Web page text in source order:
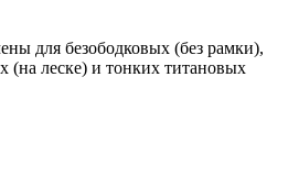
для безободковых (без рамки),
(на леске) и тонких титановых